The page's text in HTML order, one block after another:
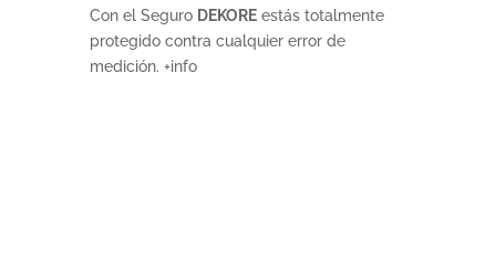
Con el Seguro DEKOREestás totalmente
protegido contra cualquier error de
medición. +info